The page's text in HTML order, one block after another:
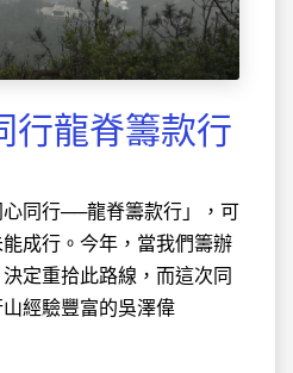
行龍脊籌款行
同行──龍脊籌款行」，可
成行。今年，當我們籌辦
定重拾此路線，而這次同
經驗豐富的吳澤偉